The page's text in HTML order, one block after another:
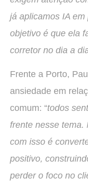
já aplicamos IA
objetivo é que ela
corretor no dia a
Frente a Porto,
ansiedade em
comum: “todos
frente nesse tema.
com isso é
positivo,
perder o foco no